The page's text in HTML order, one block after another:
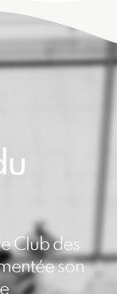
Club des
son